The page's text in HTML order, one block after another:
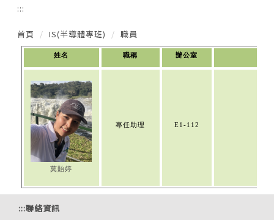
:::
首頁 IS(半導體專班) 職員
姓名 職稱 辦公室
莫貽婷
專任助理 E1-112
:::聯絡資訊